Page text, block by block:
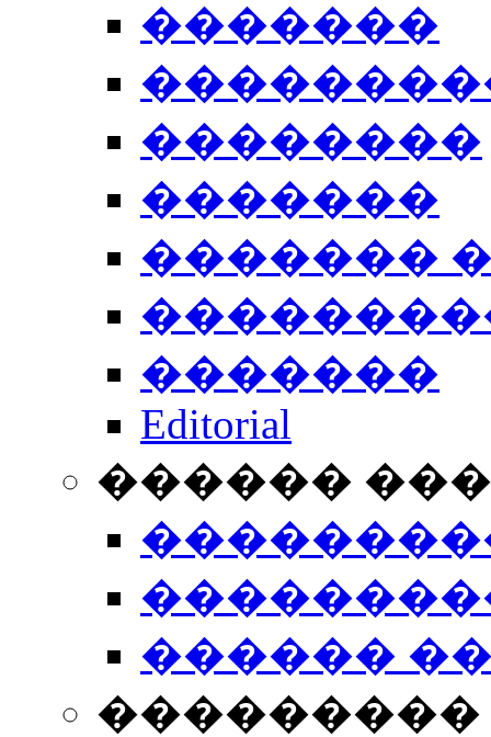
�������
��������
�������
�������
�������
Editorial
������
������
���������